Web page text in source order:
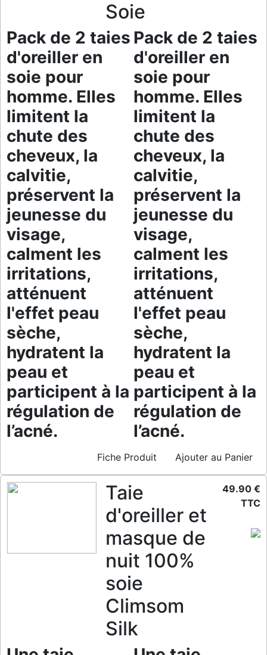
Soie
Pack de 2 taies
d'oreiller en
soie pour
homme. Elles
limitent la
chute des
cheveux, la
calvitie,
préservent la
jeunesse du
visage,
calment les
irritations,
atténuent
l'effet peau
sèche,
hydratent la
peau et
participent à la
régulation de
l’acné.
Pack de 2 taies
d'oreiller en
soie pour
homme. Elles
limitent la
chute des
cheveux, la
calvitie,
préservent la
jeunesse du
visage,
calment les
irritations,
atténuent
l'effet peau
sèche,
hydratent la
peau et
participent à la
régulation de
l’acné.
Fiche Produit Ajouter au Panier
Taie
d'oreiller et
masque de
nuit 100%
soie
Climsom
Silk
49.90 €
TTC